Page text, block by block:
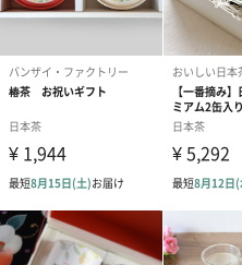
ラッピング
ギフトラッピングを施してお届